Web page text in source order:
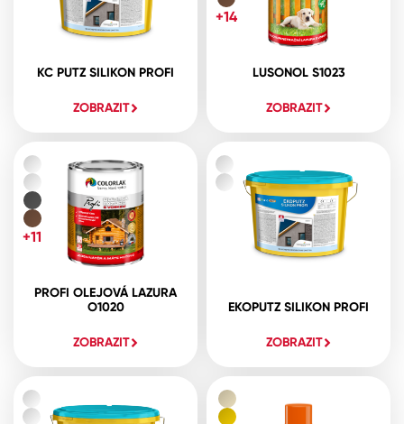
KC PUTZ SILIKON PROFI
ZOBRAZIT
LUSONOL S1023
ZOBRAZIT
+14
PROFI OLEJOVÁ LAZURA
O1020
ZOBRAZIT
+11
EKOPUTZ SILIKON PROFI
ZOBRAZIT